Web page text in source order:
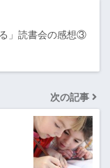
」読書会の感想③
次の記事